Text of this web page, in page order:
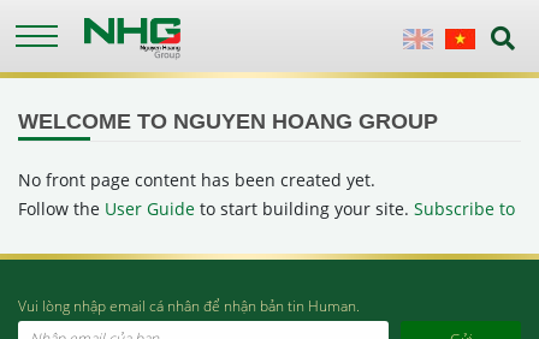
main
WELCOME TO NGUYEN HOANG GROUP
No front page content has been created yet.
Follow the User Guide to start building your site. Subscribe to
Vui lòng nhập email cá nhân để nhận bản tin Human.
Email